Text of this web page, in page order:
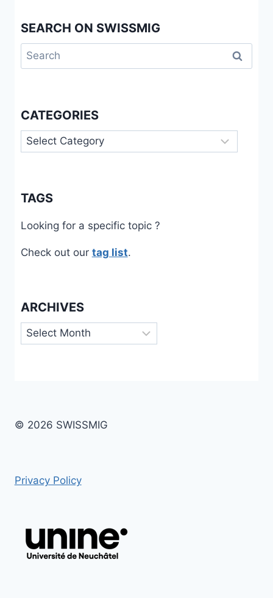
SEARCH ON SWISSMIG
Search
for:
CATEGORIES
Categories
TAGS
Looking for a specific topic ?
Check out our tag list.
ARCHIVES
Archives
© 2026 SWISSMIG
Privacy Policy